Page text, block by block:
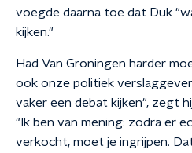
voegde daarna toe dat Duk
kijken."
Had Van Groningen harder
ook onze politiek
vaker een debat kijken", zegt
"Ik ben van mening: zodra er
verkocht, moet je ingrijpen.